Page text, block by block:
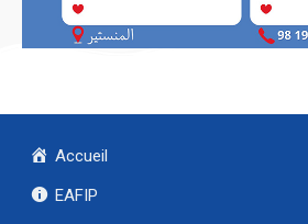
Accueil
EAFIP